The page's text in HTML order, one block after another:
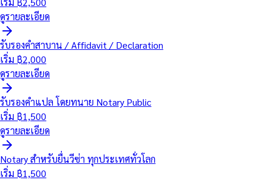
ดูรายละเอียด
รับรองคำสาบาน / Affidavit / Declaration
เริ่ม ฿2,000
ดูรายละเอียด
รับรองคำแปล โดยทนาย Notary Public
เริ่ม ฿1,500
ดูรายละเอียด
Notary สำหรับยื่นวีซ่า ทุกประเทศทั่วโลก
เริ่ม ฿1,500